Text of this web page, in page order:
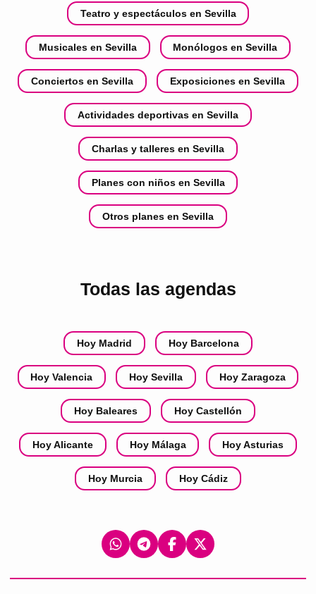
Teatro y espectáculos en Sevilla
Musicales en Sevilla Monólogos en Sevilla
Conciertos en Sevilla Exposiciones en Sevilla
Actividades deportivas en Sevilla
Charlas y talleres en Sevilla
Planes con niños en Sevilla
Otros planes en Sevilla
Todas las agendas
Hoy Madrid Hoy Barcelona
Hoy Valencia Hoy Sevilla Hoy Zaragoza
Hoy Baleares Hoy Castellón
Hoy Alicante Hoy Málaga Hoy Asturias
Hoy Murcia Hoy Cádiz